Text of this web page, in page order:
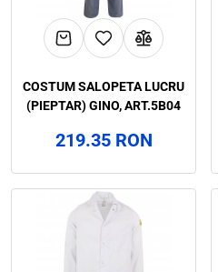
COSTUM SALOPETA LUCRU
(PIEPTAR) GINO, ART.5B04
219.35 RON